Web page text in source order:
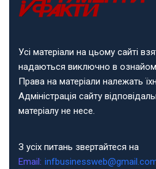
Усі матеріали на цьому сайті
надаються виключно в
Права на матеріали належать
Адміністрація сайту
матеріалу не несе.
З усіх питань звертайтеся на
Email: